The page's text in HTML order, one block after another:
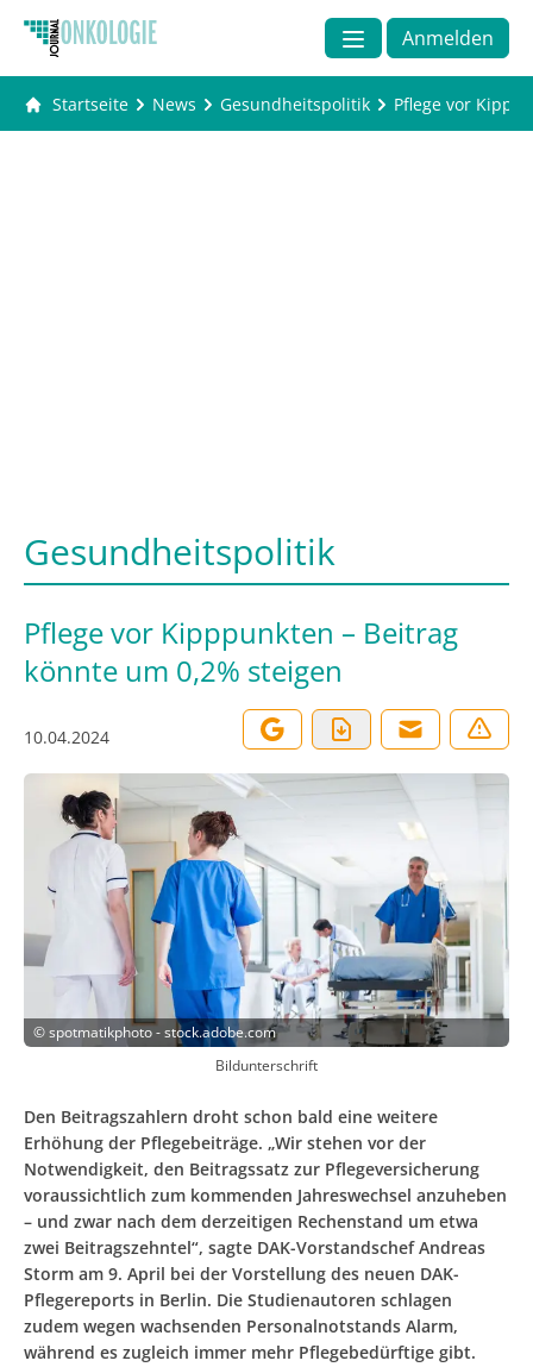
Anmelden
Startseite News Gesundheitspolitik Pflege vor
Gesundheitspolitik
Pflege vor Kipppunkten – Beitrag
könnte um 0,2% steigen
10.04.2024
©spotmatikphoto - stock.adobe.com
Bildunterschrift
Den Beitragszahlern droht schon bald eine weitere
Erhöhung der Pflegebeiträge. „Wir stehen vor der
Notwendigkeit, den Beitragssatz zur Pflegeversicherung
voraussichtlich zum kommenden Jahreswechsel anzuheben
– und zwar nach dem derzeitigen Rechenstand um etwa
zwei Beitragszehntel“, sagte DAK-Vorstandschef Andreas
Storm am 9. April bei der Vorstellung des neuen DAK-
Pflegereports in Berlin. Die Studienautoren schlagen
zudem wegen wachsenden Personalnotstands Alarm,
während es zugleich immer mehr Pflegebedürftige gibt.